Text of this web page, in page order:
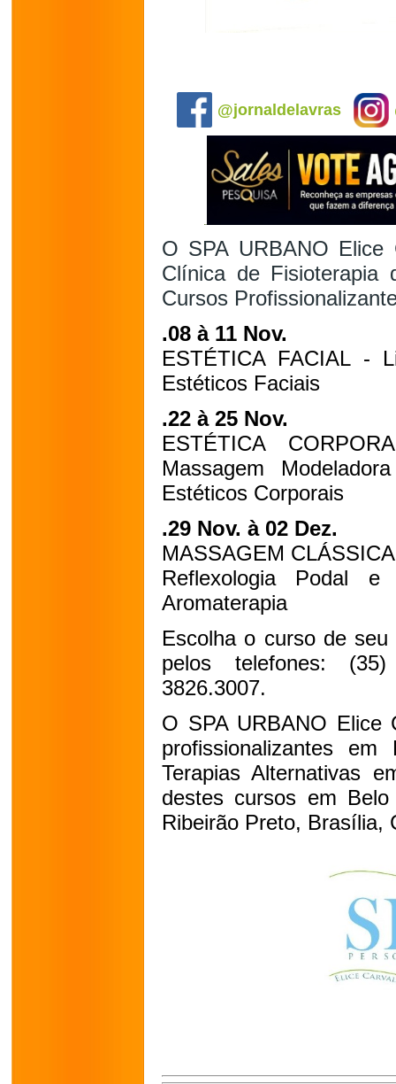
@jornaldelavras
O SPA URBANO Elice
Clínica de Fisioterapia
Cursos
.08 à 11 Nov.
ESTÉTICA FACIAL -
Estéticos Faciais
.22 à 25 Nov.
ESTÉTICA
Massagem
Estéticos Corporais
.29 Nov. à 02 Dez.
MASSAGEM
Reflexologia Podal
Aromaterapia
Escolha o curso de
pelos telefones:
3826.3007.
O SPA URBANO Elice
profissionalizantes
Terapias Alternativas
destes cursos em Belo
Ribeirão Preto, Brasília,